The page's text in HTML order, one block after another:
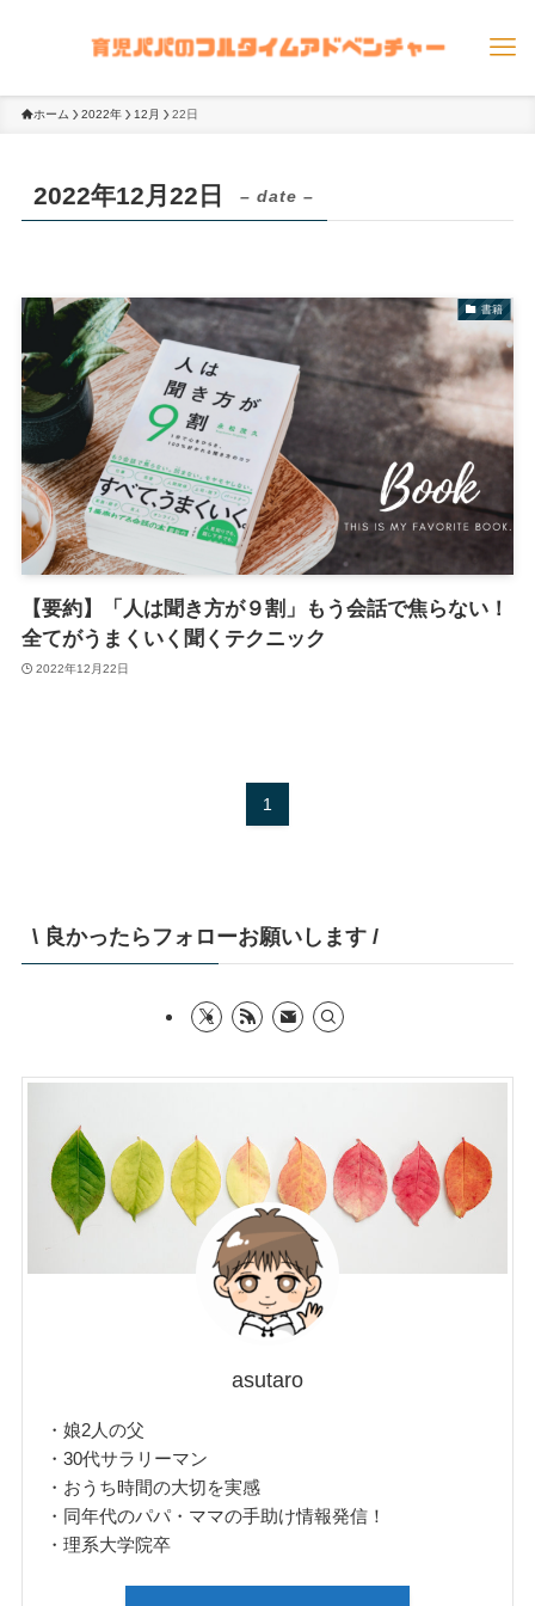
ホーム 2022年 12月 22日
2022年12月22日 – date –
書籍
【要約】「人は聞き方が９割」もう会話で焦らない！
全てがうまくいく聞くテクニック
2022年12月22日
1
\ 良かったらフォローお願いします /
asutaro
・娘2人の父
・30代サラリーマン
・おうち時間の大切を実感
・同年代のパパ・ママの手助け情報発信！
・理系大学院卒